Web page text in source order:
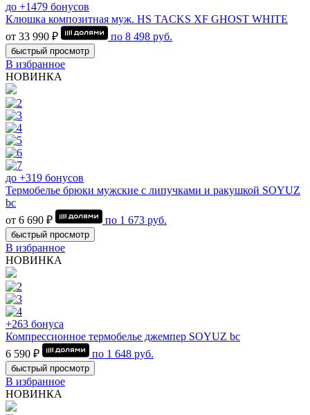
до +1479 бонусов
Клюшка композитная муж. HS TACKS XF GHOST WHITE
от 33 990 ₽
по 8 498 руб.
быстрый просмотр
В избранное
НОВИНКА
до +319 бонусов
Термобелье брюки мужские с липучками и ракушкой SOYUZ
bc
от 6 690 ₽
по 1 673 руб.
быстрый просмотр
В избранное
НОВИНКА
+263 бонуса
Компрессионное термобелье джемпер SOYUZ bc
6 590 ₽
по 1 648 руб.
быстрый просмотр
В избранное
НОВИНКА